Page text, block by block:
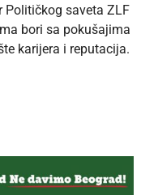
Političkog saveta ZLF
bori sa pokušajima
karijera i reputacija.